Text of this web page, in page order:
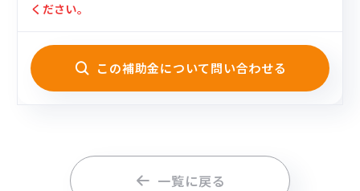
ください。
この補助金について問い合わせる
一覧に戻る